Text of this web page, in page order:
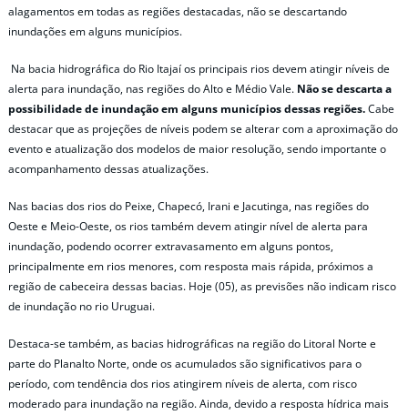
alagamentos em todas as regiões destacadas, não se descartando
inundações em alguns municípios.
Na bacia hidrográfica do Rio Itajaí os principais rios devem atingir níveis de
alerta para inundação, nas regiões do Alto e Médio Vale. Não se descarta a
possibilidade de inundação em alguns municípios dessas regiões.Cabe
destacar que as projeções de níveis podem se alterar com a aproximação do
evento e atualização dos modelos de maior resolução, sendo importante o
acompanhamento dessas atualizações.
Nas bacias dos rios do Peixe, Chapecó, Irani e Jacutinga, nas regiões do
Oeste e Meio-Oeste, os rios também devem atingir nível de alerta para
inundação, podendo ocorrer extravasamento em alguns pontos,
principalmente em rios menores, com resposta mais rápida, próximos a
região de cabeceira dessas bacias. Hoje (05), as previsões não indicam risco
de inundação no rio Uruguai.
Destaca-se também, as bacias hidrográficas na região do Litoral Norte e
parte do Planalto Norte, onde os acumulados são significativos para o
período, com tendência dos rios atingirem níveis de alerta, com risco
moderado para inundação na região. Ainda, devido a resposta hídrica mais